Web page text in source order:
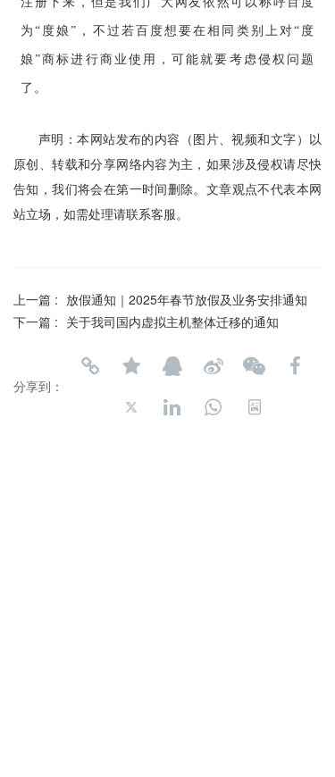
为“度娘”，不过若百度想要在相同类别上对“度
娘”商标进行商业使用，可能就要考虑侵权问题
了。
声明：本网站发布的内容（图片、视频和文字）以
原创、转载和分享网络内容为主，如果涉及侵权请尽快
告知，我们将会在第一时间删除。文章观点不代表本网
站立场，如需处理请联系客服。
上一篇 : 放假通知｜2025年春节放假及业务安排通知
下一篇 : 关于我司国内虚拟主机整体迁移的通知
分享到：